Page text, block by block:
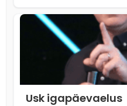
Usk igapäevaelus